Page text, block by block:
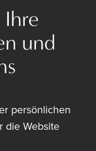
und
persönlichen
die Website